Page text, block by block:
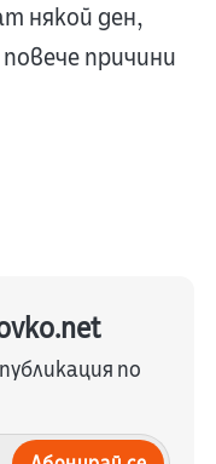
някой ден,
причини
по